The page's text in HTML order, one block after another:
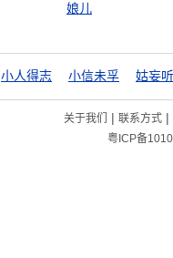
娘儿
小人得志 小信未孚 姑妄
关于我们 | 联系方式|
粤ICP备